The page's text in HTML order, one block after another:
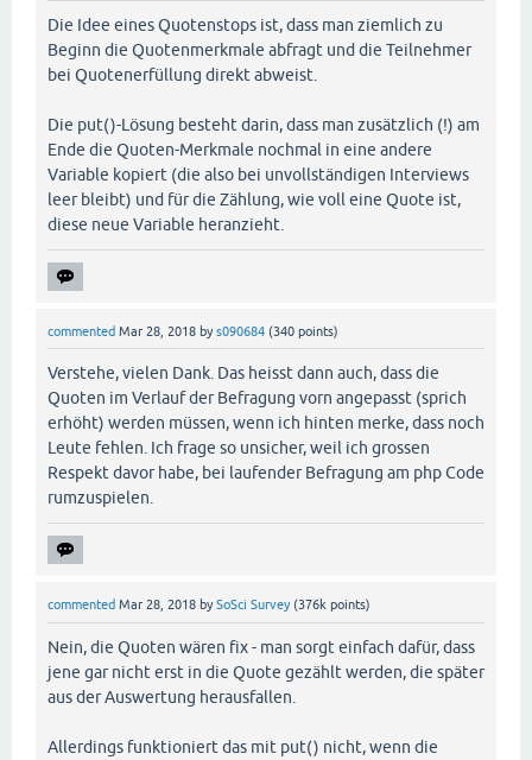
Die Idee eines Quotenstops ist, dass man ziemlich zu
Beginn die Quotenmerkmale abfragt und die Teilnehmer
bei Quotenerfüllung direkt abweist.
Die put()-Lösung besteht darin, dass man zusätzlich (!) am
Ende die Quoten-Merkmale nochmal in eine andere
Variable kopiert (die also bei unvollständigen Interviews
leer bleibt) und für die Zählung, wie voll eine Quote ist,
diese neue Variable heranzieht.
commented Mar 28, 2018 bys090684 (340 points)
Verstehe, vielen Dank. Das heisst dann auch, dass die
Quoten im Verlauf der Befragung vorn angepasst (sprich
erhöht) werden müssen, wenn ich hinten merke, dass noch
Leute fehlen. Ich frage so unsicher, weil ich grossen
Respekt davor habe, bei laufender Befragung am php Code
rumzuspielen.
commented Mar 28, 2018 bySoSci Survey (376k points)
Nein, die Quoten wären fix - man sorgt einfach dafür, dass
jene gar nicht erst in die Quote gezählt werden, die später
aus der Auswertung herausfallen.
Allerdings funktioniert das mit put() nicht, wenn die